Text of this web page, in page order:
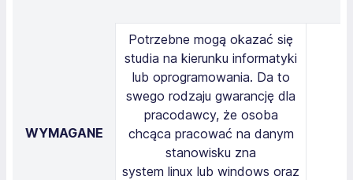
WYMAGANE
Potrzebne mogą okazać się
studia na kierunku informatyki
lub oprogramowania. Da to
swego rodzaju gwarancję dla
pracodawcy, że osoba
chcąca pracować na danym
stanowisku zna
system linux lub windows oraz